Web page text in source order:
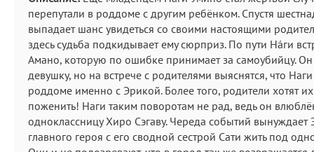
перепутали в роддоме с другим ребёнком. Спустя
выпадает шанс увидеться со своими настоящими
здесь судьба подкидывает ему сюрприз. По пути Нáги
Амано, которую по ошибке принимает за самоубийцу. Он
девушку, но на встрече с родителями выяснятся, что
роддоме именно с Эрикой. Более того, родители хотят их
поженить! Наги таким поворотам не рад, ведь он
одноклассницу Хиро Сэгаву. Череда событий вынуждает
главного героя с его сводной сестрой Сати жить под